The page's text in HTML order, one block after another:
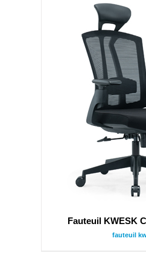
Fauteuil KWESK
fauteuil